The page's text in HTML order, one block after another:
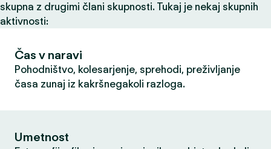
skupna z drugimi člani skupnosti. Tukaj je nekaj skupnih
aktivnosti:
Čas v naravi
Pohodništvo, kolesarjenje, sprehodi, preživljanje
časa zunaj iz kakršnegakoli razloga.
Umetnost